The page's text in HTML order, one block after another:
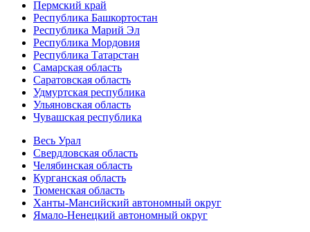
Пермский край
Республика Башкортостан
Республика Марий Эл
Республика Мордовия
Республика Татарстан
Самарская область
Саратовская область
Удмуртская республика
Ульяновская область
Чувашская республика
Весь Урал
Свердловская область
Челябинская область
Курганская область
Тюменская область
Ханты-Мансийский автономный округ
Ямало-Ненецкий автономный округ